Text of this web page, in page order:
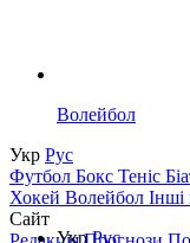
Волейбол
Укр Рус
Футбол Бокс Теніс
Хокей Волейбол Інші
Сайт
УкрРус